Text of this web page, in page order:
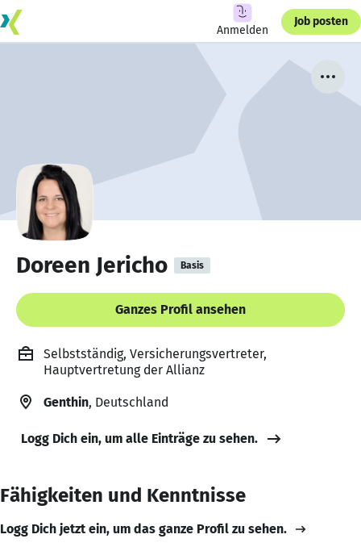
Anmelden
Job posten
Doreen Jericho Basis
Ganzes Profil ansehen
Selbstständig, Versicherungsvertreter,
Hauptvertretung der Allianz
Genthin, Deutschland
Logg Dich ein, um alle Einträge zu sehen.
Fähigkeiten und Kenntnisse
Logg Dich jetzt ein, um das ganze Profil zu sehen.